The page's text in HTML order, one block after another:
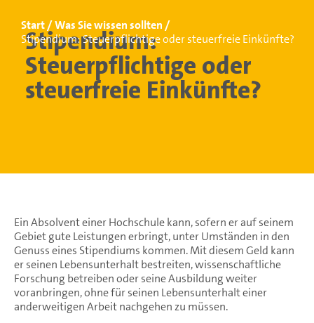
Start
Was Sie wissen sollten
Stipendium: Steuerpflichtige oder steuerfreie Einkünfte?
Stipendium:
Steuerpflichtige oder
steuerfreie Einkünfte?
Ein Absolvent einer Hochschule kann, sofern er auf seinem
Gebiet gute Leistungen erbringt, unter Umständen in den
Genuss eines Stipendiums kommen. Mit diesem Geld kann
er seinen Lebensunterhalt bestreiten, wissenschaftliche
Forschung betreiben oder seine Ausbildung weiter
voranbringen, ohne für seinen Lebensunterhalt einer
anderweitigen Arbeit nachgehen zu müssen.